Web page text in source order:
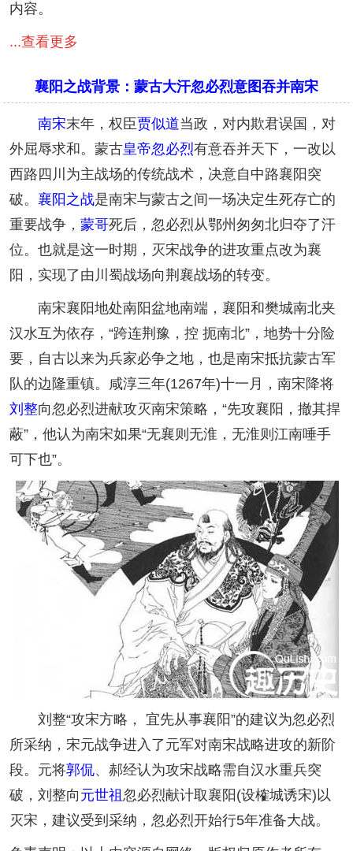
内容。
...查看更多
襄阳之战背景：蒙古大汗忽必烈意图吞并南宋
南宋末年，权臣 贾似道当政，对内欺君误国，对
外屈辱求和。蒙古皇帝忽必烈有意吞并天下，一改以
西路四川为主战场的传统战术，决意自中路襄阳突
破。 襄阳之战是南宋与蒙古之间一场决定生死存亡的
重要战争， 蒙哥死后，忽必烈从鄂州匆匆北归夺了汗
位。也就是这一时期，灭宋战争的进攻重点改为襄
阳，实现了由川蜀战场向荆襄战场的转变。
南宋襄阳地处南阳盆地南端，襄阳和樊城南北夹
汉水互为依存，“跨连荆豫，控 扼南北”，地势十分险
要，自古以来为兵家必争之地，也是南宋抵抗蒙古军
队的边隆重镇。咸淳三年(1267年)十一月，南宋降将
刘整向忽必烈进献攻灭南宋策略，“先攻襄阳，撤其捍
蔽”，他认为南宋如果“无襄则无淮，无淮则江南唾手
可下也”。
刘整“攻宋方略， 宜先从事襄阳”的建议为忽必烈
所采纳，宋元战争进入了元军对南宋战略进攻的新阶
段。元将郭侃、郝经认为攻宋战略需自汉水重兵突
破，刘整向 元世祖 忽必烈献计取襄阳(设榷城诱宋)以
灭宋，建议受到采纳，忽必烈开始行5年准备大战。